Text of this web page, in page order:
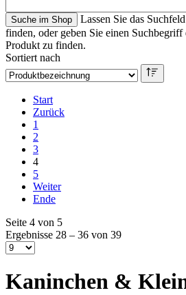
Lassen Sie das
finden, oder geben Sie einen Suchbegriff
Produkt zu finden.
Sortiert nach
Start
Zurück
1
2
3
4
5
Weiter
Ende
Seite 4 von 5
Ergebnisse 28 – 36 von 39
Kaninchen &